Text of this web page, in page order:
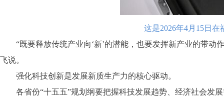
这是2026年4月15日
“既要释放传统产业向‘新’的潜能，也要发挥新产业的带动
飞说。
强化科技创新是发展新质生产力的核心驱动。
各省份“十五五”规划纲要把握科技发展趋势、经济社会发